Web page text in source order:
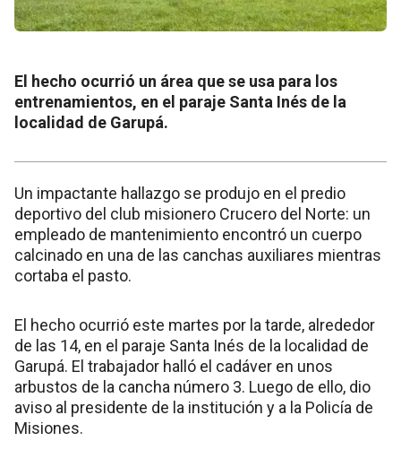
El hecho ocurrió un área que se usa para los
entrenamientos, en el paraje Santa Inés de la
localidad de Garupá.
Un impactante hallazgo se produjo en el predio
deportivo del club misionero Crucero del Norte: un
empleado de mantenimiento encontró un cuerpo
calcinado en una de las canchas auxiliares mientras
cortaba el pasto.
El hecho ocurrió este martes por la tarde, alrededor
de las 14, en el paraje Santa Inés de la localidad de
Garupá. El trabajador halló el cadáver en unos
arbustos de la cancha número 3. Luego de ello, dio
aviso al presidente de la institución y a la Policía de
Misiones.